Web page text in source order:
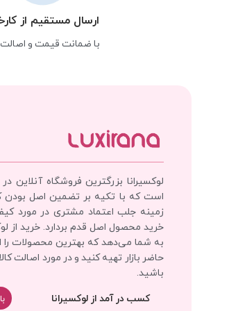
ارسال مستقیم از
با ضمانت قیمت و اصالت
لوکسیرانا بزرگترین فروشگاه آنلاین
است که با تکیه بر تضمین اصل بودن
زمینه جلب اعتماد مشتری در مورد
خرید محصول اصل قدم بردارد. خرید از
به شما می‌دهد که بهترین محصولات را
حاضر بازار تهیه کنید و در مورد اصالت
باشید.
کسب در آمد از لوکسیرانا